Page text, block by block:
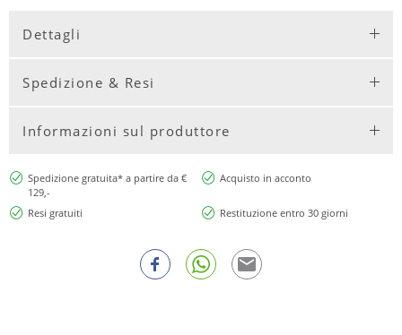
Dettagli
Spedizione & Resi
Informazioni sul produttore
Spedizione gratuita* a partire da €
129,-
Acquisto in acconto
Resi gratuiti Restituzione entro 30 giorni